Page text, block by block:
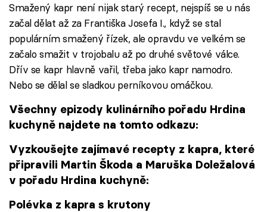
Smažený kapr není nijak starý recept, nejspíš se u nás
začal dělat až za Františka Josefa I., když se stal
populárním smažený řízek, ale opravdu ve velkém se
začalo smažit v trojobalu až po druhé světové válce.
Dřív se kapr hlavně vařil, třeba jako kapr namodro.
Nebo se dělal se sladkou perníkovou omáčkou.
Všechny epizody kulinárního pořadu Hrdina
kuchyně najdete na tomto odkazu:
Vyzkoušejte zajímavé recepty z kapra, které
připravili Martin Škoda a Maruška Doležalová
v pořadu Hrdina kuchyně:
Polévka z kapra s krutony